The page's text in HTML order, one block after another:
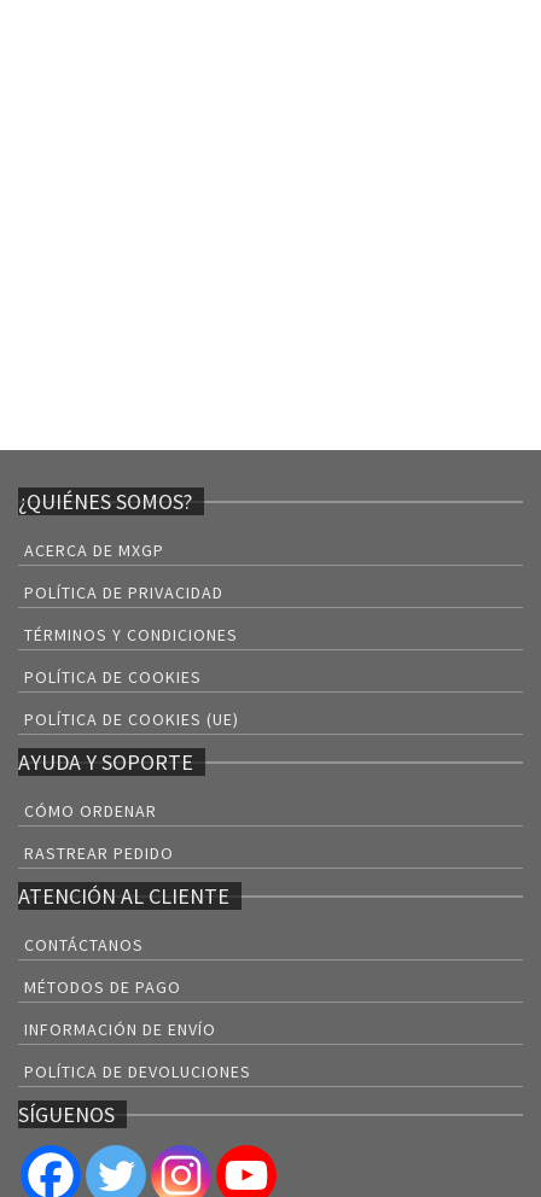
¿QUIÉNES SOMOS?
ACERCA DE MXGP
POLÍTICA DE PRIVACIDAD
TÉRMINOS Y CONDICIONES
POLÍTICA DE COOKIES
POLÍTICA DE COOKIES (UE)
AYUDA Y SOPORTE
CÓMO ORDENAR
RASTREAR PEDIDO
ATENCIÓN AL CLIENTE
CONTÁCTANOS
MÉTODOS DE PAGO
INFORMACIÓN DE ENVÍO
POLÍTICA DE DEVOLUCIONES
SÍGUENOS